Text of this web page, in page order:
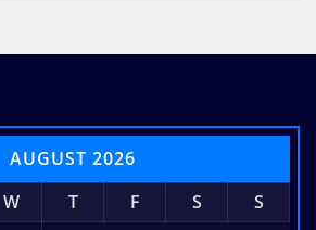
AUGUST 2026
W T F S
S